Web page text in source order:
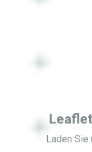
Laden Sie